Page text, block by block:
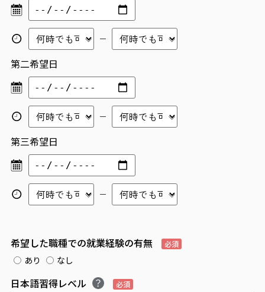
第二希望日
第三希望日
希望した職種での就業経験の有無 必須
あり なし
日本語習得レベル 必須